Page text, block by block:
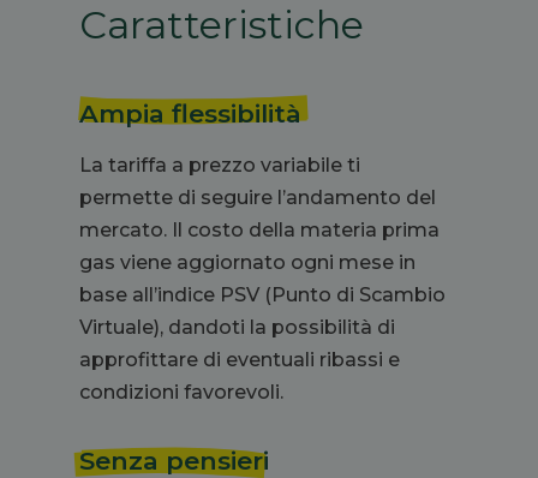
Caratteristiche
Ampia flessibilità
La tariffa a prezzo variabile ti
permette di seguire l’andamento del
mercato. Il costo della materia prima
gas viene aggiornato ogni mese in
base all’indice PSV (Punto di Scambio
Virtuale), dandoti la possibilità di
approfittare di eventuali ribassi e
condizioni favorevoli.
Senza pensieri